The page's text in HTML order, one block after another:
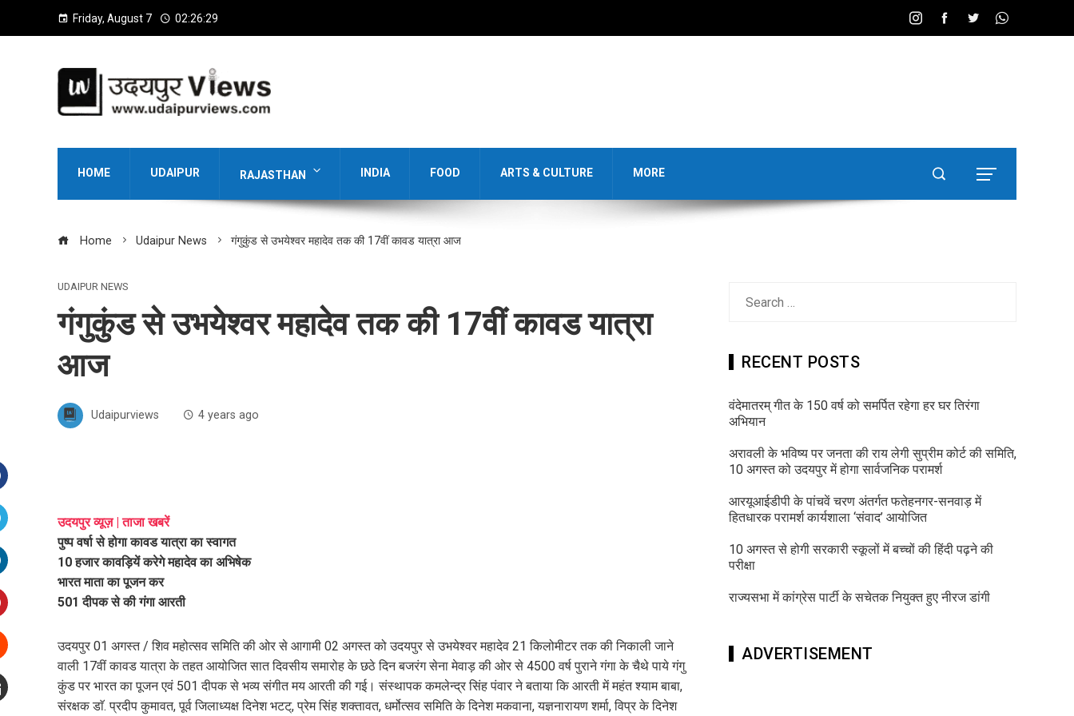
Friday, August 7 02:26:30
HOME UDAIPUR RAJASTHAN INDIA FOOD ARTS & CULTURE MORE
Home Udaipur News गंगुकुंड से उभयेश्वर महादेव तक की 17वीं कावड यात्रा आज
UDAIPUR NEWS
गंगुकुंड से उभयेश्वर महादेव तक की 17वीं कावड यात्रा
आज
Udaipurviews 4 years ago
उदयपुर व्यूज़ | ताजा खबरें
पुष्प वर्षा से होगा कावड यात्रा का स्वागत
10 हजार कावड़ियें करेगे महादेव का अभिषेक
भारत माता का पूजन कर
501 दीपक से की गंगा आरती
उदयपुर 01 अगस्त / शिव महोत्सव समिति की ओर से आगामी 02 अगस्त को उदयपुर से उभयेश्वर महादेव 21 किलोमीटर तक की निकाली जाने
वाली 17वीं कावड यात्रा के तहत आयोजित सात दिवसीय समारोह के छठे दिन बजरंग सेना मेवाड़ की ओर से 4500 वर्ष पुराने गंगा के चैथे पाये गंगु
कुंड पर भारत का पूजन एवं 501 दीपक से भव्य संगीत मय आरती की गई। संस्थापक कमलेन्द्र सिंह पंवार ने बताया कि आरती में महंत श्याम बाबा,
संरक्षक डाॅ. प्रदीप कुमावत, पूर्व जिलाध्यक्ष दिनेश भटट्, प्रेम सिंह शक्तावत, धर्मोत्सव समिति के दिनेश मकवाना, यज्ञनारायण शर्मा, विप्र के दिनेश
RECENT POSTS
वंदेमातरम् गीत के 150 वर्ष को समर्पित रहेगा हर घर तिरंगा
अभियान
अरावली के भविष्य पर जनता की राय लेगी सुप्रीम कोर्ट की समिति,
10 अगस्त को उदयपुर में होगा सार्वजनिक परामर्श
आरयूआईडीपी के पांचवें चरण अंतर्गत फतेहनगर-सनवाड़ में
हितधारक परामर्श कार्यशाला ‘संवाद’ आयोजित
10 अगस्त से होगी सरकारी स्कूलों में बच्चों की हिंदी पढ़ने की
परीक्षा
राज्यसभा में कांग्रेस पार्टी के सचेतक नियुक्त हुए नीरज डांगी
ADVERTISEMENT